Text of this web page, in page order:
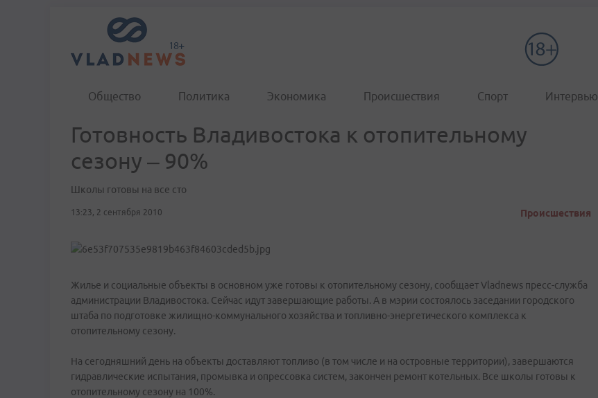
Общество Политика Экономика Происшествия Спорт Интервью
Готовность Владивостока к отопительному
сезону – 90%
Школы готовы на все сто
13:23, 2 сентября 2010 Происшествия
Жилье и социальные объекты в основном уже готовы к отопительному сезону, сообщает Vladnews пресс-служба
администрации Владивостока. Сейчас идут завершающие работы. А в мэрии состоялось заседании городского
штаба по подготовке жилищно-коммунального хозяйства и топливно-энергетического комплекса к
отопительному сезону.
На сегодняшний день на объекты доставляют топливо (в том числе и на островные территории), завершаются
гидравлические испытания, промывка и опрессовка систем, закончен ремонт котельных. Все школы готовы к
отопительному сезону на 100%.